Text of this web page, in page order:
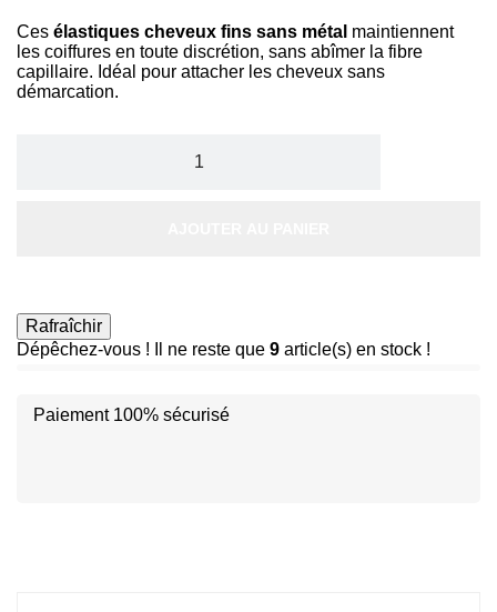
Ces élastiques cheveux fins sans métal maintiennent
les coiffures en toute discrétion, sans abîmer la fibre
capillaire. Idéal pour attacher les cheveux sans
démarcation.
Dépêchez-vous ! Il ne reste que 9 article(s) en stock !
Paiement 100% sécurisé